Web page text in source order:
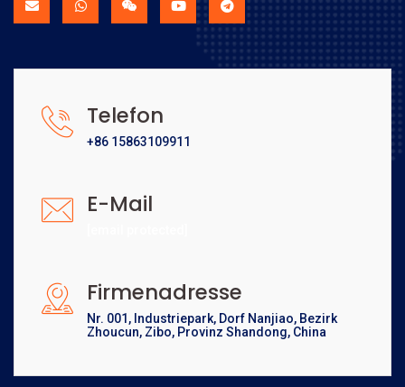
Telefon
+86 15863109911
E-Mail
Firmenadresse
Nr. 001, Industriepark, Dorf Nanjiao, Bezirk
Zhoucun, Zibo, Provinz Shandong, China